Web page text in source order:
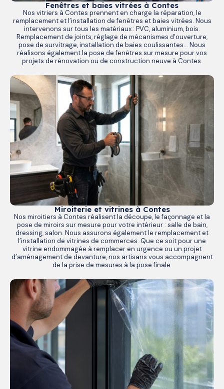
Fenêtres et baies vitrées à Contes
Nos vitriers à Contes prennent en charge la réparation, le
remplacement et l’installation de fenêtres et baies vitrées. Nous
intervenons sur tous les matériaux : PVC, aluminium, bois.
Remplacement de joints, réglage de mécanismes d’ouverture,
pose de survitrage, installation de baies coulissantes… Nous
réalisons également la pose de fenêtres sur mesure pour vos
projets de rénovation ou de construction neuve à Contes.
Miroiterie et vitrines à Contes
Nos miroitiers à Contes réalisent la découpe, le façonnage et la
pose de miroirs sur mesure pour votre intérieur : salle de bain,
dressing, salon. Nous assurons également le remplacement et
l’installation de vitrines de commerces. Que ce soit pour une
vitrine endommagée à remplacer en urgence ou un projet
d’aménagement de devanture, nos artisans vous accompagnent
de la prise de mesures à la pose finale.